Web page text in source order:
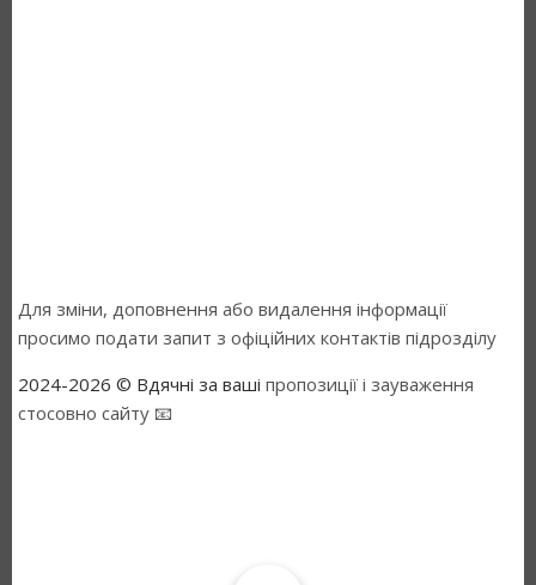
Для зміни, доповнення або видалення інформації
просимо подати запит з офіційних контактів підрозділу
2024-2026 © Вдячні за ваші пропозиції і зауваження
стосовно сайту 📧